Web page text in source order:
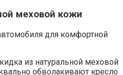
меховой кожи
из натуральной меховой
обволакивают кресло